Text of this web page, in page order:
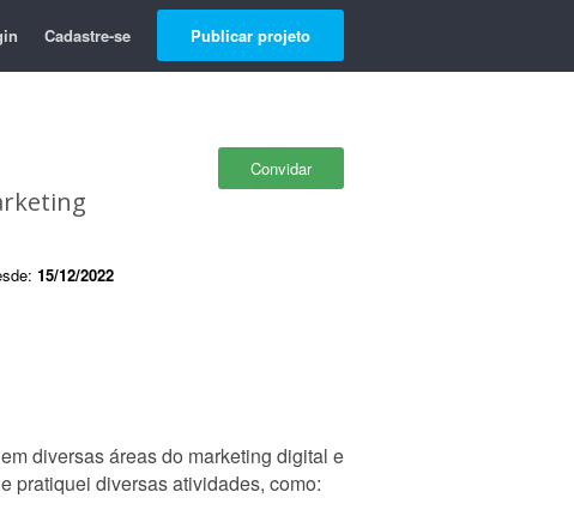
Cadastre-se Publicar projeto
Convidar
15/12/2022
diversas áreas do marketing digital e
pratiquei diversas atividades, como: